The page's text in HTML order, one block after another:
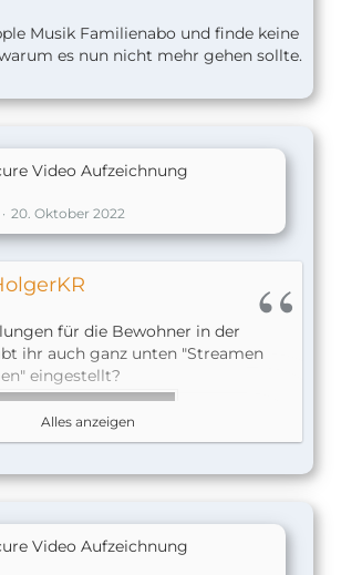
Musik Familienabo und finde keine
es nun nicht mehr gehen sollte.
Video Aufzeichnung
20. Oktober 2022
für die Bewohner in der
ihr auch ganz unten "Streamen
eingestellt?
Alles anzeigen
Video Aufzeichnung